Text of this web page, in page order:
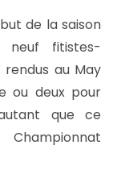
de la saison
neuf fitistes-
au May
ou deux pour
que ce